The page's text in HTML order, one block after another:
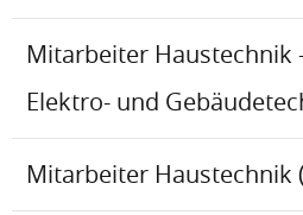
Mitarbeiter Haustechnik
Elektro- und
Mitarbeiter Haustechnik